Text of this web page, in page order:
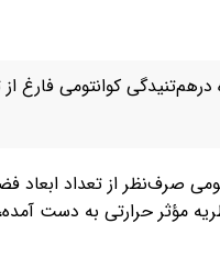
کوانتومی فارغ از
صرف‌نظر از تعداد ابعاد
مؤثر حرارتی به دست